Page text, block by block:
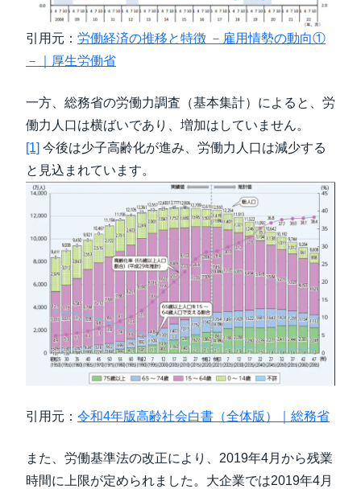
引用元： 労働経済の推移と特徴 －雇用情勢の動向①
－｜厚生労働省
一方、総務省の労働力調査（基本集計）によると、労
働力人口は横ばいであり、増加はしていません。
[1] 今後は少子高齢化が進み、労働力人口は減少する
と見込まれています。
引用元： 令和4年版高齢社会白書（全体版）｜総務省
また、労働基準法の改正により、2019年4月から残業
時間に上限が定められました。大企業では2019年4月